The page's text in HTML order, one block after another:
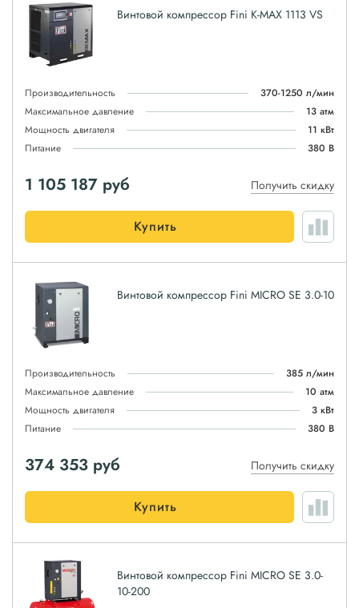
Винтовой компрессор Fini K-MAX 1113 VS
Производительность
370-1250 л/мин
Максимальное давление
13 атм
Мощность двигателя
11 кВт
Питание
380 В
1 105 187 руб Получить скидку
Купить
Винтовой компрессор Fini MICRO SE 3.0-10
Производительность
385 л/мин
Максимальное давление
10 атм
Мощность двигателя
3 кВт
Питание
380 В
374 353 руб Получить скидку
Купить
Винтовой компрессор Fini MICRO SE 3.0-
10-200